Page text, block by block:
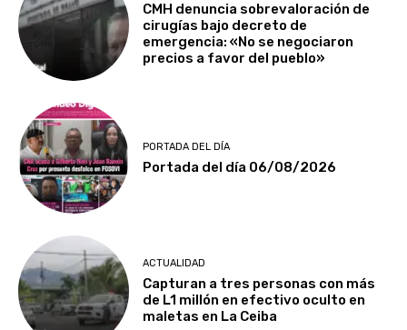
CMH denuncia sobrevaloración de
cirugías bajo decreto de
emergencia: «No se negociaron
precios a favor del pueblo»
PORTADA DEL DÍA
Portada del día 06/08/2026
ACTUALIDAD
Capturan a tres personas con más
de L1 millón en efectivo oculto en
maletas en La Ceiba